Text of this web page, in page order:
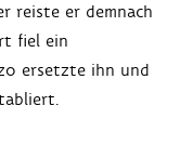
reiste er demnach
fiel ein
ersetzte ihn und